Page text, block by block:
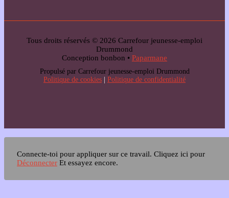
Tous droits réservés © 2026 Carrefour jeunesse-emploi
Drummond
Conception bonbon • Paparmane
Propulsé par Carrefour jeunesse-emploi Drummond
Politique de cookies | Politique de confidentialité
Connecte-toi pour appliquer sur ce travail. Cliquez ici pour
Déconnecter Et essayez encore.